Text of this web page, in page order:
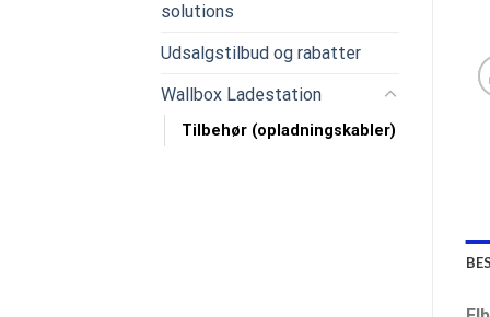
solutions
Udsalgstilbud og rabatter
Wallbox Ladestation
Tilbehør (opladningskabler)